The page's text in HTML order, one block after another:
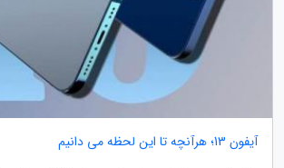
آیفون 13؛ هرآنچه تا این لحظه می دانیم